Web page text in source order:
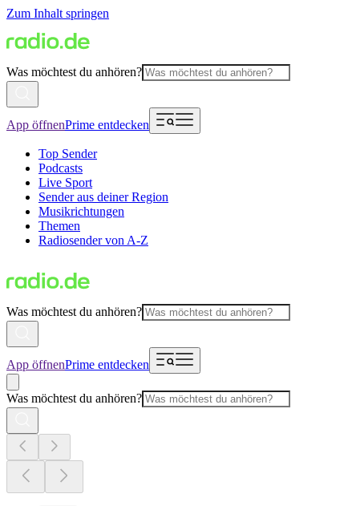
Zum Inhalt springen
Was möchtest du anhören?
App öffnenPrime entdecken
Top Sender
Podcasts
Live Sport
Sender aus deiner Region
Musikrichtungen
Themen
Radiosender von A-Z
Was möchtest du anhören?
App öffnenPrime entdecken
Was möchtest du anhören?